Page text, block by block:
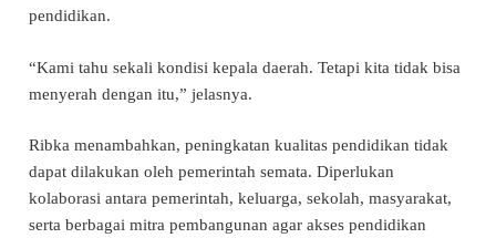
pendidikan.
“Kami tahu sekali kondisi kepala daerah. Tetapi kita tidak bisa
menyerah dengan itu,” jelasnya.
Ribka menambahkan, peningkatan kualitas pendidikan tidak
dapat dilakukan oleh pemerintah semata. Diperlukan
kolaborasi antara pemerintah, keluarga, sekolah, masyarakat,
serta berbagai mitra pembangunan agar akses pendidikan